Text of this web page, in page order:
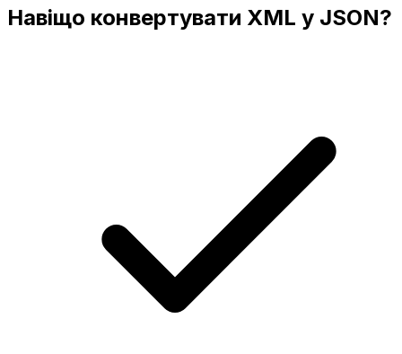
Навіщо конвертувати XML у JSON?